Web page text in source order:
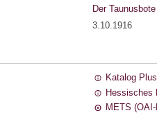
Der
3.10.1916
Katalog
Hessisches
METS